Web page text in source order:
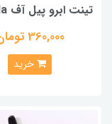
تینت ابرو پیل آف Olibolla
360,000 تومان
خرید